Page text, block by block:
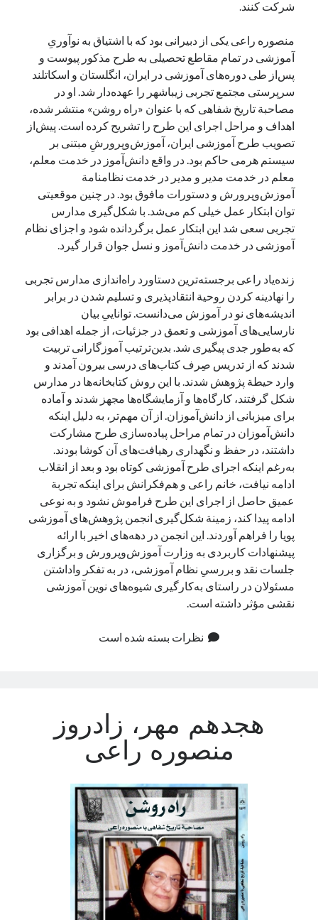
شرکت کنند.
منصوره راعی یکی از دبیرانی بود که با اشتیاق به نوآوریِ
آموزشی در تمام مقاطع تحصیلی به طرح مذکور پیوست و
پس‌از طی دوره‌های آموزشی در ایران، انگلستان و اسکاتلند
سرپرستی مجتمع تجربی زیباشهر را عهده‌دار شد. او در
مصاحبة تاریخ شفاهی که با عنوان «راه روشن» منتشر شده،‌
اهداف و مراحل اجرای این طرح را تشریح کرده است. پیش‌از
تصویب طرح آموزشی ایران، آموزش‌وپرورشِ مبتنی بر
سیستم هرمی حاکم بود. در واقع دانش‌آموز در خدمت معلم،
معلم در خدمت مدیر و مدیر در خدمت نظامنامة
آموزش‌وپرورش و دستورات مافوق بود. در چنین موقعیتی
توان ابتکار عمل خیلی کم می‌شد. با شکل‌گیری مدارس
تجربی سعی شد این ابتکار عمل برگردانده شود و اجزای نظام
آموزشی در خدمت دانش‌آموز و نسل جوان قرار گیرد.
زنده‌یاد راعی برجسته‌ترین دستاورد راه‌اندازی مدارس تجربی
را نهادینه کردن روحیة انتقادپذیری و تسلیم شدن در برابر
اندیشه‌های نو در آموزش می‌دانست. تواناییِ بیان
نارسایی‌های آموزشی و تعمق در جزئیات، از جمله اهدافی بود
که به‌طور جدی پیگیری شد. بدین‌ترتیب آموزگارانی تربیت
شدند که از تدریس صِرف کتاب‌های درسی بیرون آمدند و
وارد حیطة پژوهش شدند. با این روش کتابخانه‌ها در مدارس
شکل گرفتند، کارگاه‌ها و آزمایشگاه‌ها مجهز شدند و آماده
برای میزبانی از دانش‌آموزان. از آن مهم‌تر، به دلیل اینکه
دانش‌آموزان در تمام مراحل پیاده‌سازی طرح مشارکت
داشتند، در حفظ و نگهداری رهیافت‌های آن کوشا بودند.
به‌رغم اینکه اجرای طرح آموزشی کوتاه بود و بعد از انقلاب
ادامه نیافت، خانم راعی و هم‌فکرانش برای اینکه تجربة
عمیق حاصل از اجرای این طرح فراموش نشود و به نوعی
ادامه پیدا کند، زمینة شکل‌گیری انجمن پژوهش‌های آموزشی
پویا را فراهم آوردند. این انجمن در دهه‌های اخیر با ارائه
پیشنهادات کاربردی به وزارت آموزش‌وپرورش و برگزاری
جلسات نقد و بررسیِ نظام آموزشی، در به تفکر واداشتن
مسئولان در راستای به‌کارگیری شیوه‌های نوین آموزشی
نقشی مؤثر داشته است.
نظرات بسته شده است
هجدهم مهر، زادروز
منصوره راعی